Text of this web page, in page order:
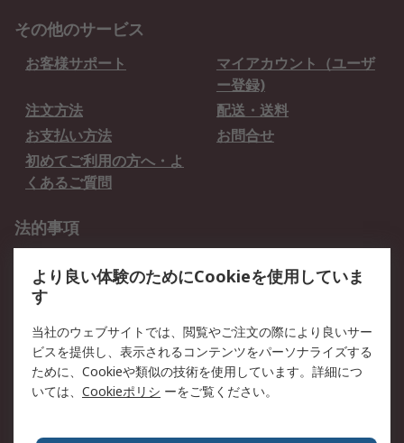
その他のサービス
お客様サポート
マイアカウント（ユーザ
ー登録)
注文方法
配送・送料
お支払い方法
お問合せ
初めてご利用の方へ・よ
くあるご質問
法的事項
クッキーポリシー
RSについて
会社概要
採用情報
プレスリリース＆お知ら
コーポレートサイト
全世界のRS RSの歴史
より良い体験のためにCookieを使用していま
す
当社のウェブサイトでは、閲覧やご注文の際により良いサー
ビスを提供し、表示されるコンテンツをパーソナライズする
ために、Cookieや類似の技術を使用しています。詳細につ
いては、 Cookieポリシ ーをご覧ください。